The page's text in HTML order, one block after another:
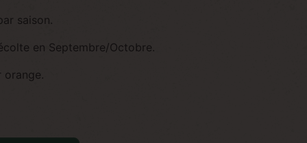
saison.
en Septembre/Octobre.
orange.